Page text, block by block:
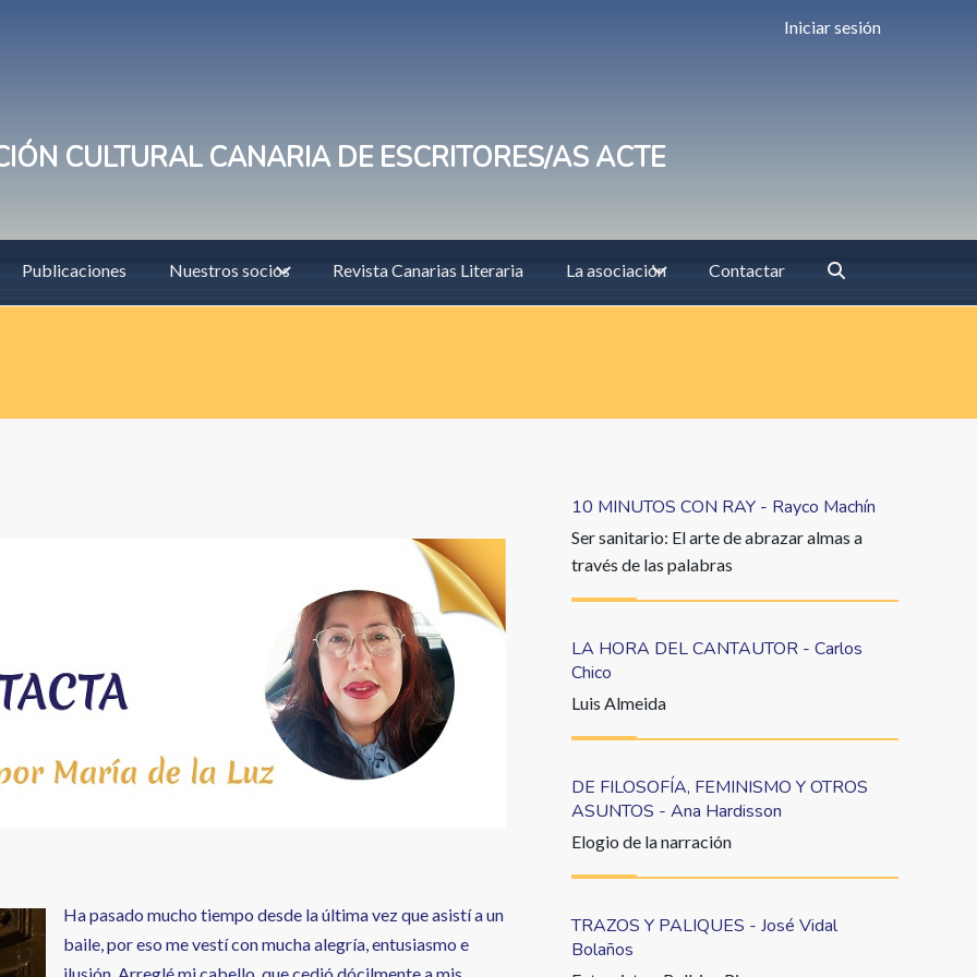
Iniciar sesión
CULTURAL CANARIA DE ESCRITORES/AS ACTE
Publicaciones Nuestros socios Revista Canarias Literaria La asociación Contactar
Ha pasado mucho tiempo desde la última vez que asistí a un
baile, por eso me vestí con mucha alegría, entusiasmo e
10 MINUTOS CON RAY - Rayco Machín
Ser sanitario: El arte de abrazar almas a
través de las palabras
LA HORA DEL CANTAUTOR - Carlos
Chico
Luis Almeida
DE FILOSOFÍA, FEMINISMO Y OTROS
ASUNTOS - Ana Hardisson
Elogio de la narración
TRAZOS Y PALIQUES - José Vidal
Bolaños